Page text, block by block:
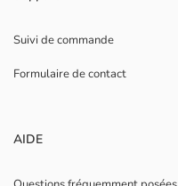
Suivi de commande
Formulaire de contact
AIDE